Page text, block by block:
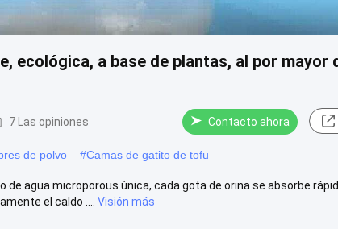
ecológica, a base de plantas, al por mayor
7 Las opiniones Contacto ahora
de polvo #Camas de gatito de tofu
agua microporous única, cada gota de orina se absorbe
el caldo ....
Visión más